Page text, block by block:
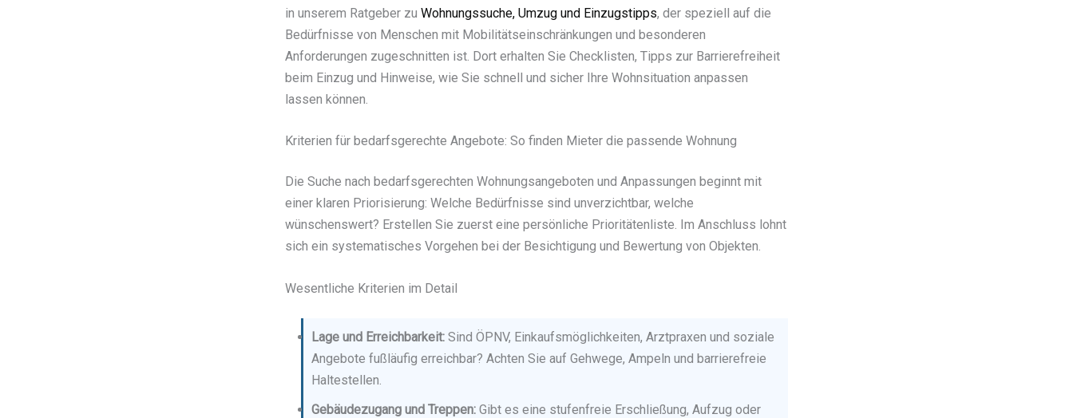
in unserem Ratgeber zu Wohnungssuche, Umzug und Einzugstipps, der speziell auf die
Bedürfnisse von Menschen mit Mobilitätseinschränkungen und besonderen
Anforderungen zugeschnitten ist. Dort erhalten Sie Checklisten, Tipps zur Barrierefreiheit
beim Einzug und Hinweise, wie Sie schnell und sicher Ihre Wohnsituation anpassen
lassen können.
Kriterien für bedarfsgerechte Angebote: So finden Mieter die passende Wohnung
Die Suche nach bedarfsgerechten Wohnungsangeboten und Anpassungen beginnt mit
einer klaren Priorisierung: Welche Bedürfnisse sind unverzichtbar, welche
wünschenswert? Erstellen Sie zuerst eine persönliche Prioritätenliste. Im Anschluss lohnt
sich ein systematisches Vorgehen bei der Besichtigung und Bewertung von Objekten.
Wesentliche Kriterien im Detail
Lage und Erreichbarkeit: Sind ÖPNV, Einkaufsmöglichkeiten, Arztpraxen und soziale
Angebote fußläufig erreichbar? Achten Sie auf Gehwege, Ampeln und barrierefreie
Haltestellen.
Gebäudezugang und Treppen: Gibt es eine stufenfreie Erschließung, Aufzug oder